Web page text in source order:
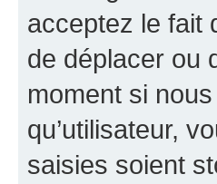
acceptez le fait
de déplacer ou
moment si
qu’utilisateur,
saisies soient